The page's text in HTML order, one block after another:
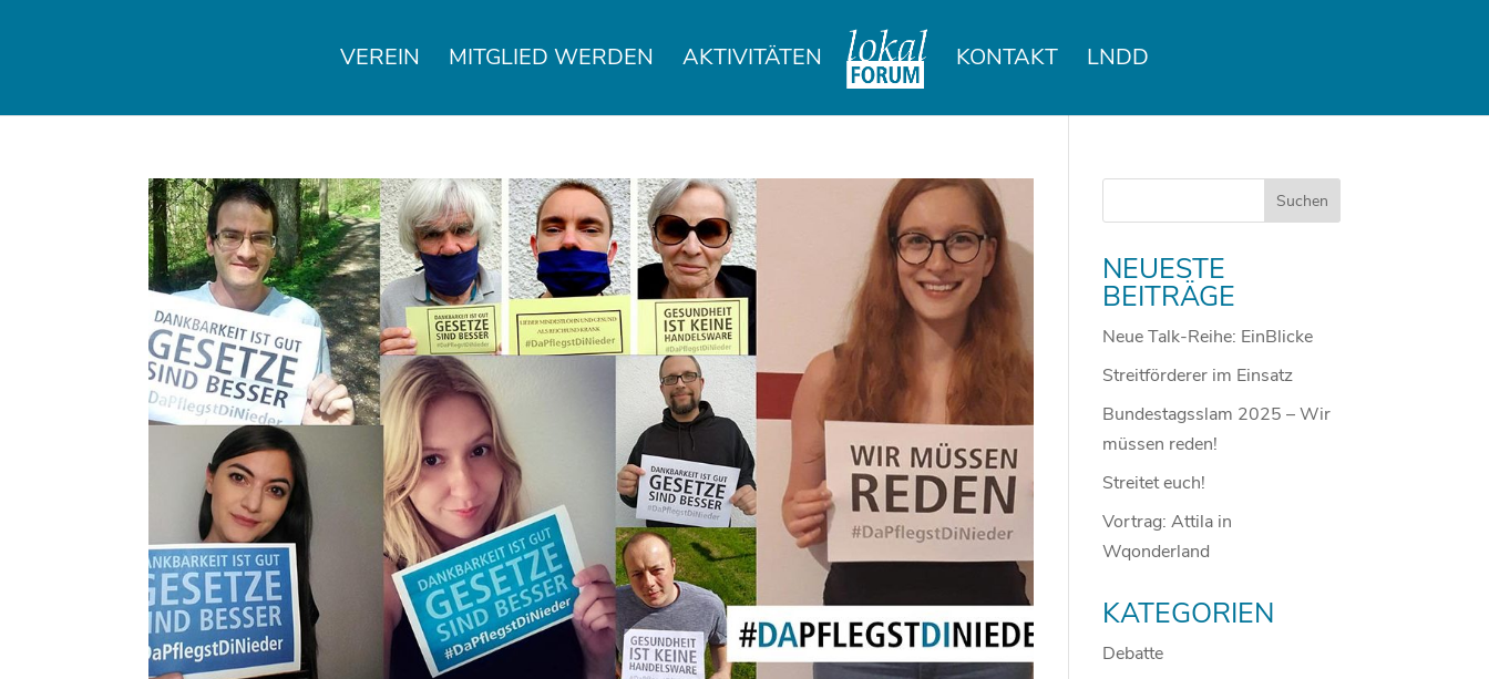
VEREIN MITGLIED WERDEN AKTIVITÄTEN KONTAKT LNDD
NEUESTE
BEITRÄGE
Neue Talk-Reihe: EinBlicke
Streitförderer im Einsatz
Bundestagsslam 2025 – Wir
müssen reden!
Streitet euch!
Vortrag: Attila in
Wqonderland
KATEGORIEN
Debatte